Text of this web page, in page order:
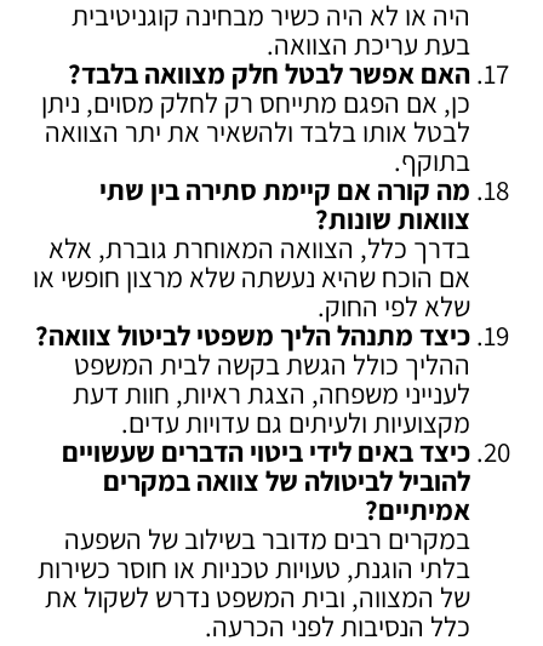
היה או לא היה כשיר מבחינה קוגניטיבית
בעת עריכת הצוואה.
האם אפשר לבטל חלק מצוואה בלבד?
כן, אם הפגם מתייחס רק לחלק מסוים, ניתן
לבטל אותו בלבד ולהשאיר את יתר הצוואה
בתוקף.
מה קורה אם קיימת סתירה בין שתי
צוואות שונות?
בדרך כלל, הצוואה המאוחרת גוברת, אלא
אם הוכח שהיא נעשתה שלא מרצון חופשי או
שלא לפי החוק.
כיצד מתנהל הליך משפטי לביטול צוואה?
ההליך כולל הגשת בקשה לבית המשפט
לענייני משפחה, הצגת ראיות, חוות דעת
מקצועיות ולעיתים גם עדויות עדים.
כיצד באים לידי ביטוי הדברים שעשויים
להוביל לביטולה של צוואה במקרים
אמיתיים?
במקרים רבים מדובר בשילוב של השפעה
בלתי הוגנת, טעויות טכניות או חוסר כשירות
של המצווה, ובית המשפט נדרש לשקול את
כלל הנסיבות לפני הכרעה.